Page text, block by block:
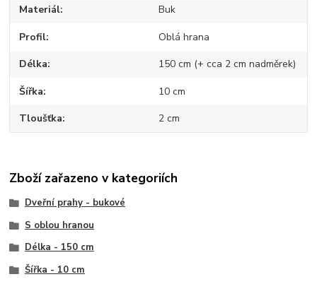
Materiál Buk
Profil Oblá hrana
Délka 150 cm (+ cca 2 cm nadměrek)
Šířka 10 cm
Tloušťka 2 cm
Zboží zařazeno v kategoriích
Dveřní prahy - bukové
S oblou hranou
Délka - 150 cm
Šířka - 10 cm